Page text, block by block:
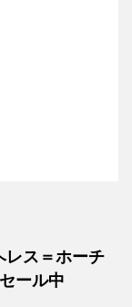
レス＝ホーチ
ール中